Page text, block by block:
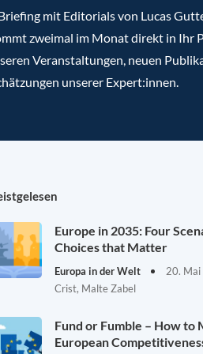
mit Editorials von Lucas
zweimal im Monat direkt in Ihr
Veranstaltungen, neuen
unserer Expert:innen.
Europe in 2035: Four
Choices that Matter
Europa in der Welt 20.
Crist, Malte Zabel
Fund or Fumble – How to
European